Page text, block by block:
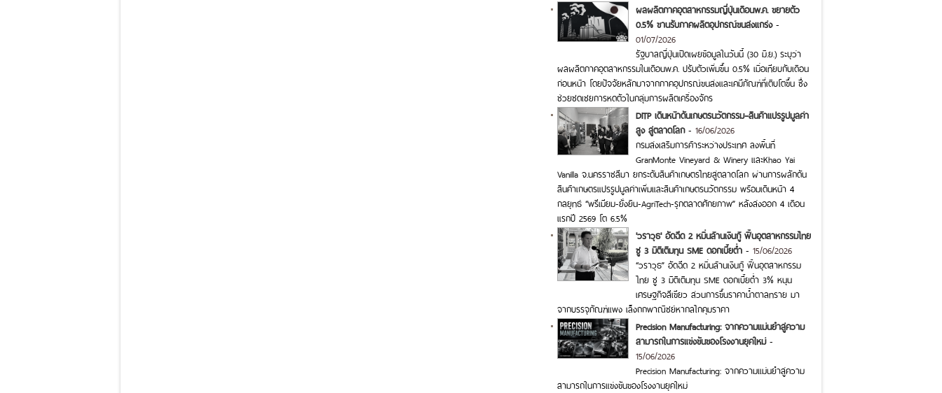
ผลผลิตภาคอุตสาหกรรมญี่ปุ่นเดือนพ.ค. ขยายตัว
0.5% ขานรับภาคผลิตอุปกรณ์ขนส่งแกร่ง-
01/07/2026
รัฐบาลญี่ปุ่นเปิดเผยข้อมูลในวันนี้ (30 มิ.ย.) ระบุว่า
ผลผลิตภาคอุตสาหกรรมในเดือนพ.ค. ปรับตัวเพิ่มขึ้น 0.5% เมื่อเทียบกับเดือน
ก่อนหน้า โดยปัจจัยหลักมาจากภาคอุปกรณ์ขนส่งและเคมีภัณฑ์ที่เติบโตขึ้น ซึ่ง
ช่วยชดเชยการหดตัวในกลุ่มการผลิตเครื่องจักร
DITP เดินหน้าดันเกษตรนวัตกรรม–สินค้าแปรรูปมูลค่า
สูง สู่ตลาดโลก- 16/06/2026
กรมส่งเสริมการค้าระหว่างประเทศ ลงพื้นที่
GranMonte Vineyard & Winery และKhao Yai
Vanilla จ.นครราชสีมา ยกระดับสินค้าเกษตรไทยสู่ตลาดโลก ผ่านการผลักดัน
สินค้าเกษตรแปรรูปมูลค่าเพิ่มและสินค้าเกษตรนวัตกรรม พร้อมเดินหน้า 4
กลยุทธ์ “พรีเมียม-ยั่งยืน-AgriTech-รุกตลาดศักยภาพ” หลังส่งออก 4 เดือน
แรกปี 2569 โต 6.5%
'วราวุธ' อัดฉีด 2 หมื่นล้านเงินกู้ ฟื้นอุตสาหกรรมไทย
ชู 3 มิติเติมทุน SME ดอกเบี้ยต่ำ - 15/06/2026
“วราวุธ” อัดฉีด 2 หมื่นล้านเงินกู้ ฟื้นอุตสาหกรรม
ไทย ชู 3 มิติเติมทุน SME ดอกเบี้ยต่ำ 3% หนุน
เศรษฐกิจสีเขียว ส่วนการขึ้นราคาน้ำตาลทราย มา
จากบรรจุภัณฑ์แพง เล็งถกพาณิชย์หากลไกคุมราคา
Precision Manufacturing: จากความแม่นยำสู่ความ
สามารถในการแข่งขันของโรงงานยุคใหม่-
15/06/2026
Precision Manufacturing: จากความแม่นยำสู่ความ
สามารถในการแข่งขันของโรงงานยุคใหม่